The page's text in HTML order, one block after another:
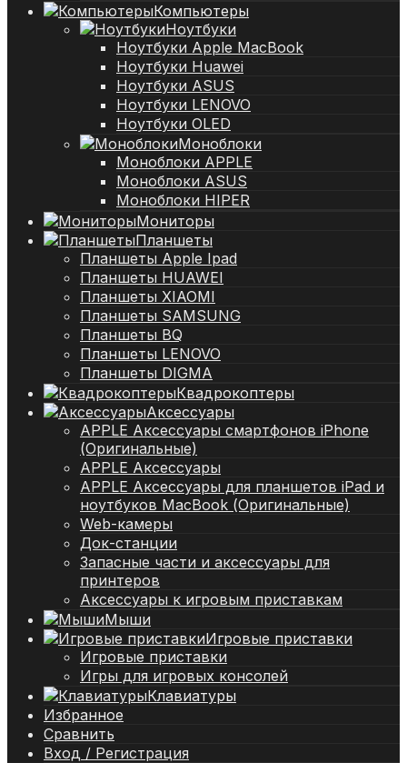
Компьютеры
Ноутбуки
Ноутбуки Apple MacBook
Ноутбуки Huawei
Ноутбуки ASUS
Ноутбуки LENOVO
Ноутбуки OLED
Моноблоки
Моноблоки APPLE
Моноблоки ASUS
Моноблоки HIPER
Мониторы
Планшеты
Планшеты Apple Ipad
Планшеты HUAWEI
Планшеты XIAOMI
Планшеты SAMSUNG
Планшеты BQ
Планшеты LENOVO
Планшеты DIGMA
Квадрокоптеры
Аксессуары
APPLE Аксессуары смартфонов iPhone
(Оригинальные)
APPLE Аксессуары
APPLE Аксессуары для планшетов iPad и
ноутбуков MacBook (Оригинальные)
Web-камеры
Док-станции
Запасные части и аксессуары для
принтеров
Аксессуары к игровым приставкам
Мыши
Игровые приставки
Игровые приставки
Игры для игровых консолей
Клавиатуры
Избранное
Сравнить
Вход / Регистрация